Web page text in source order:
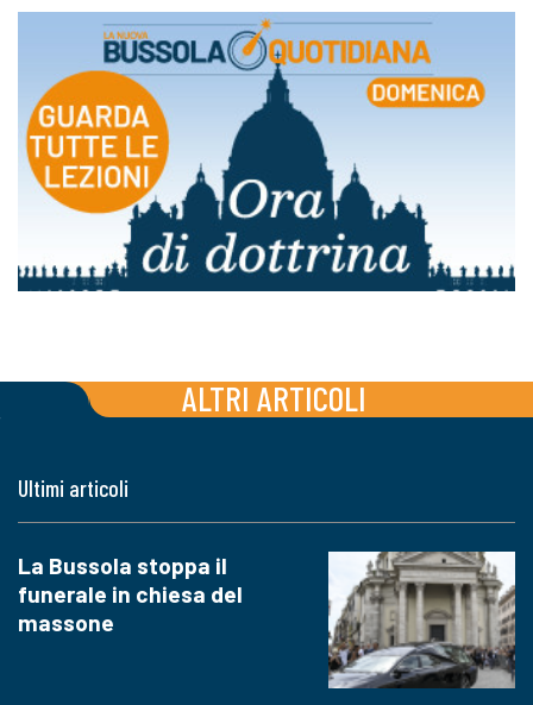
ALTRI ARTICOLI
Ultimi articoli
La Bussola stoppa il
funerale in chiesa del
massone